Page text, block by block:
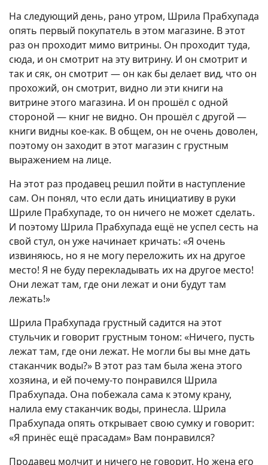
На следующий день, рано утром, Шрила Прабхупада
опять первый покупатель в этом магазине. В этот
раз он проходит мимо витрины. Он проходит туда,
сюда, и он смотрит на эту витрину. И он смотрит и
так и сяк, он смотрит — он как бы делает вид, что он
прохожий, он смотрит, видно ли эти книги на
витрине этого магазина. И он прошёл с одной
стороной — книг не видно. Он прошёл с другой —
книги видны кое-как. В общем, он не очень доволен,
поэтому он заходит в этот магазин с грустным
выражением на лице.
На этот раз продавец решил пойти в наступление
сам. Он понял, что если дать инициативу в руки
Шриле Прабхупаде, то он ничего не может сделать.
И поэтому Шрила Прабхупада ещё не успел сесть на
свой стул, он уже начинает кричать: «Я очень
извиняюсь, но я не могу переложить их на другое
место! Я не буду перекладывать их на другое место!
Они лежат там, где они лежат и они будут там
лежать!»
Шрила Прабхупада грустный садится на этот
стульчик и говорит грустным тоном: «Ничего, пусть
лежат там, где они лежат. Не могли бы вы мне дать
стаканчик воды?» В этот раз там была жена этого
хозяина, и ей почему-то понравился Шрила
Прабхупада. Она побежала сама к этому крану,
налила ему стаканчик воды, принесла. Шрила
Прабхупада опять открывает свою сумку и говорит:
«Я принёс ещё прасадам» Вам понравился?
Продавец молчит и ничего не говорит. Но жена его